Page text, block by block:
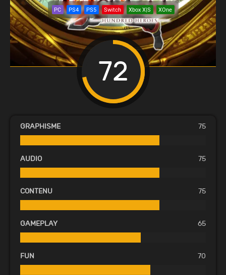
PC PS4 PS5 Switch Xbox X|S XOne
72
GRAPHISME 75
AUDIO 75
CONTENU 75
GAMEPLAY 65
FUN 70